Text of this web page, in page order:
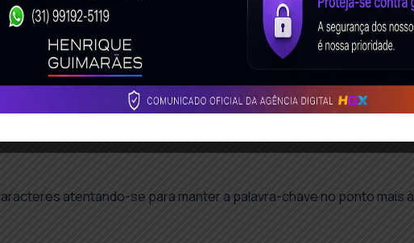
menos ainda o seu rankeamento.
um título persuasivo, capaz de sintetizar o conteúdo do seu
texto PRECISA estar no título se você quiser algum resultado
atentando-se para manter a palavra-chave no ponto mais à